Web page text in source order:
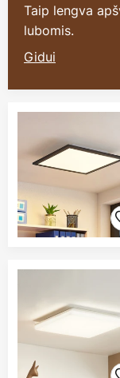
Taip lengva
lubomis.
Gidui